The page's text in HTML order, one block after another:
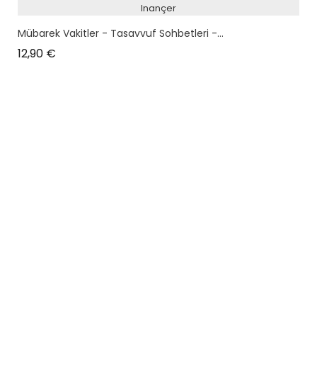
Mübarek Vakitler - Tasavvuf Sohbetleri -...
12,90 €